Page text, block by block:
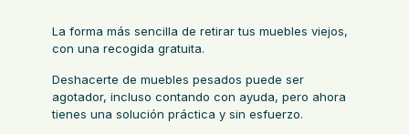
La forma más sencilla de retirar tus muebles viejos,
con una recogida gratuita.
Deshacerte de muebles pesados puede ser
agotador, incluso contando con ayuda, pero ahora
tienes una solución práctica y sin esfuerzo.